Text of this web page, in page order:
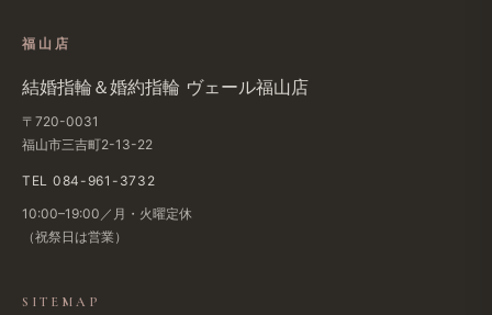
福山店
結婚指輪＆婚約指輪 ヴェール福山店
〒720-0031
福山市三吉町2-13-22
TEL 084-961-3732
10:00–19:00／月・火曜定休
（祝祭日は営業）
SITEMAP